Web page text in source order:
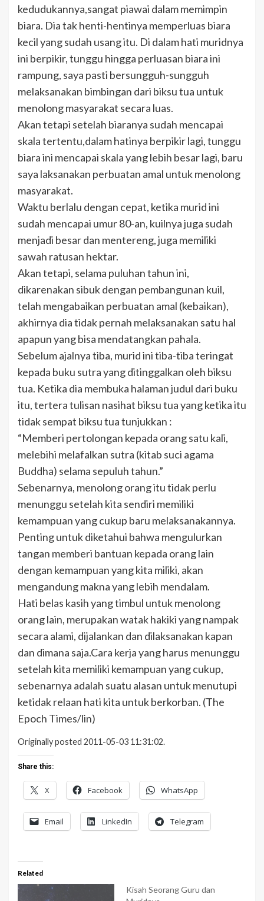
kedudukannya,sangat piawai dalam memimpin
biara. Dia tak henti-hentinya memperluas biara
kecil yang sudah usang itu. Di dalam hati muridnya
ini berpikir, tunggu hingga perluasan biara ini
rampung, saya pasti bersungguh-sungguh
melaksanakan bimbingan dari biksu tua untuk
menolong masyarakat secara luas.
Akan tetapi setelah biaranya sudah mencapai
skala tertentu,dalam hatinya berpikir lagi, tunggu
biara ini mencapai skala yang lebih besar lagi, baru
saya laksanakan perbuatan amal untuk menolong
masyarakat.
Waktu berlalu dengan cepat, ketika murid ini
sudah mencapai umur 80-an, kuilnya juga sudah
menjadi besar dan mentereng, juga memiliki
sawah ratusan hektar.
Akan tetapi, selama puluhan tahun ini,
dikarenakan sibuk dengan pembangunan kuil,
telah mengabaikan perbuatan amal (kebaikan),
akhirnya dia tidak pernah melaksanakan satu hal
apapun yang bisa mendatangkan pahala.
Sebelum ajalnya tiba, murid ini tiba-tiba teringat
kepada buku sutra yang ditinggalkan oleh biksu
tua. Ketika dia membuka halaman judul dari buku
itu, tertera tulisan nasihat biksu tua yang ketika itu
tidak sempat biksu tua tunjukkan :
“Memberi pertolongan kepada orang satu kali,
melebihi melafalkan sutra (kitab suci agama
Buddha) selama sepuluh tahun.”
Sebenarnya, menolong orang itu tidak perlu
menunggu setelah kita sendiri memiliki
kemampuan yang cukup baru melaksanakannya.
Penting untuk diketahui bahwa mengulurkan
tangan memberi bantuan kepada orang lain
dengan kemampuan yang kita miliki, akan
mengandung makna yang lebih mendalam.
Hati belas kasih yang timbul untuk menolong
orang lain, merupakan watak hakiki yang nampak
secara alami, dijalankan dan dilaksanakan kapan
dan dimana saja.Cara kerja yang harus menunggu
setelah kita memiliki kemampuan yang cukup,
sebenarnya adalah suatu alasan untuk menutupi
ketidak relaan hati kita untuk berkorban. (The
Epoch Times/lin)
Originally posted 2011-05-03 11:31:02.
Share this:
X Facebook WhatsApp
Email LinkedIn Telegram
Related
Kisah Seorang Guru dan